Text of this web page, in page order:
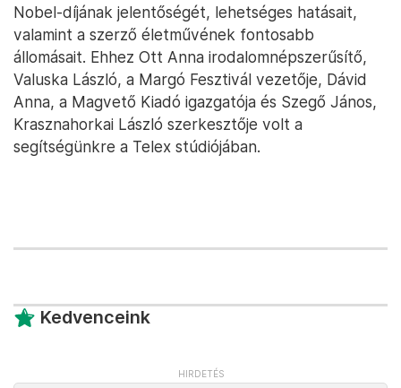
Nobel-díjának jelentőségét, lehetséges hatásait,
valamint a szerző életművének fontosabb
állomásait. Ehhez Ott Anna irodalomnépszerűsítő,
Valuska László, a Margó Fesztivál vezetője, Dávid
Anna, a Magvető Kiadó igazgatója és Szegő János,
Krasznahorkai László szerkesztője volt a
segítségünkre a Telex stúdiójában.
Kedvenceink